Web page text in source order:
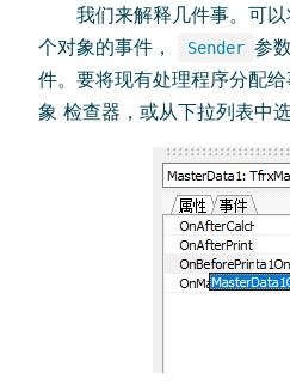
我们来解释几件事。可以
个对象的事件，
Sender 参
件。要将现有处理程序分配
象 检查器，或从下拉列表中